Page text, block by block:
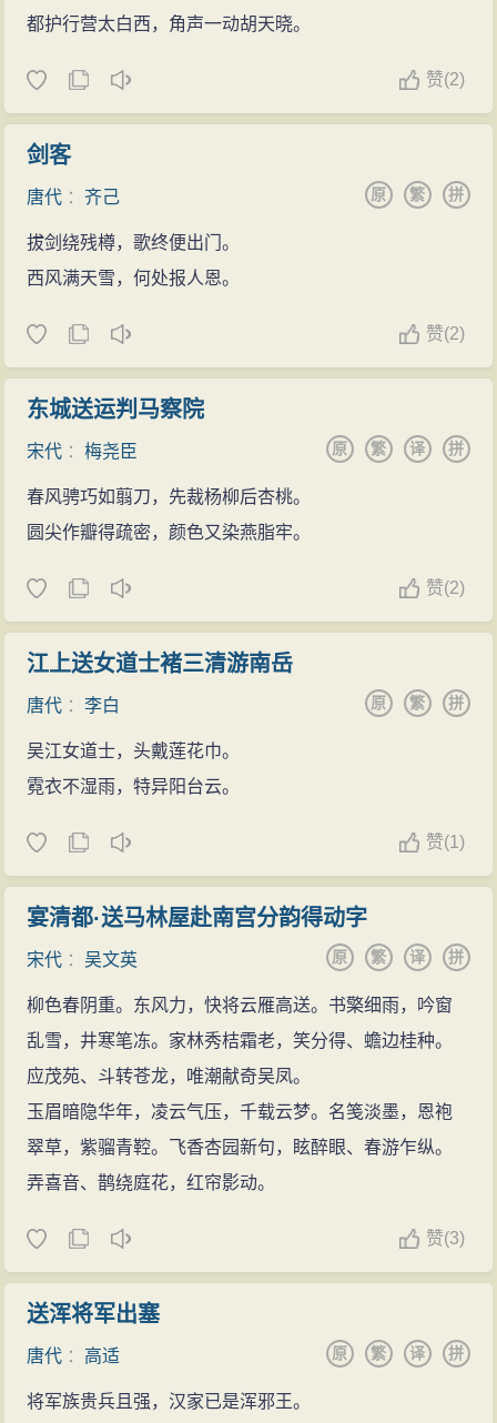
都护行营太白西，角声一动胡天晓。
赞(2)
剑客
唐代 ： 齐己 拼
繁
原
拔剑绕残樽，歌终便出门。
西风满天雪，何处报人恩。
赞(2)
东城送运判马察院
宋代 ：梅尧臣 拼
译
繁
原
春风骋巧如翦刀，先裁杨柳后杏桃。
圆尖作瓣得疏密，颜色又染燕脂牢。
赞(2)
江上送女道士褚三清游南岳
唐代 ：李白 拼
繁
原
吴江女道士，头戴莲花巾。
霓衣不湿雨，特异阳台云。
赞(1)
宴清都·送马林屋赴南宫分韵得动字
宋代 ：吴文英 拼
译
繁
原
柳色春阴重。东风力，快将云雁高送。书檠细雨，吟窗
乱雪，井寒笔冻。家林秀桔霜老，笑分得、蟾边桂种。
应茂苑、斗转苍龙，唯潮献奇吴凤。
玉眉暗隐华年，凌云气压，千载云梦。名笺淡墨，恩袍
翠草，紫骝青鞚。飞香杏园新句，眩醉眼、春游乍纵。
弄喜音、鹊绕庭花，红帘影动。
赞(3)
送浑将军出塞
唐代 ： 高适 拼
译
繁
原
将军族贵兵且强，汉家已是浑邪王。